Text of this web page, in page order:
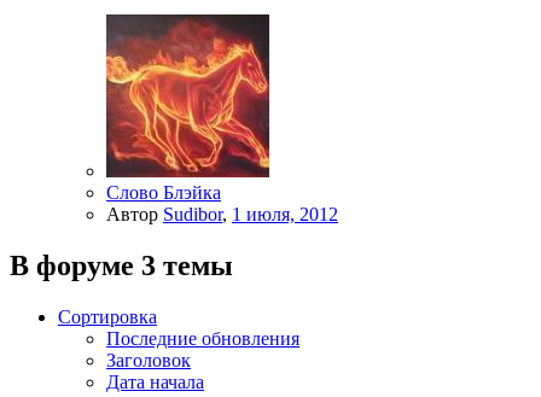
Слово Блэйка
Автор Sudibor, 1 июля, 2012
В форуме 3 темы
Сортировка
Последние обновления
Заголовок
Дата начала